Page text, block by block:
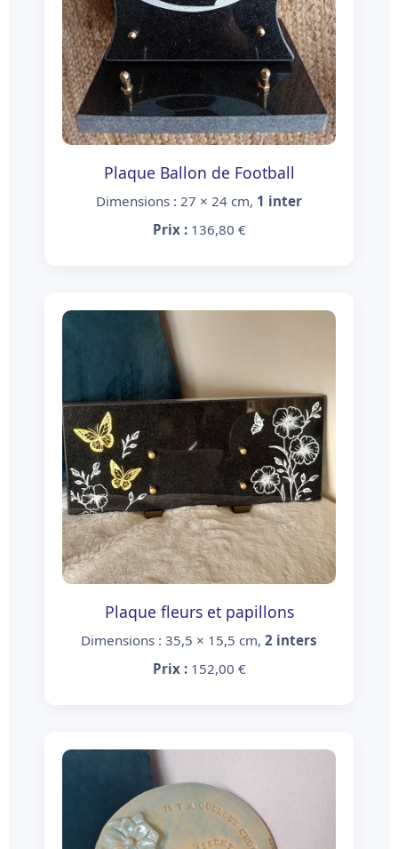
Plaque Ballon de Football
Dimensions : 27 × 24 cm, 1 inter
Prix :136,80 €
Plaque fleurs et papillons
Dimensions : 35,5 × 15,5 cm, 2 inters
Prix :152,00 €